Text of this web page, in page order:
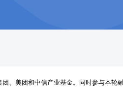
、美团和中信产业基金。同时参与本轮